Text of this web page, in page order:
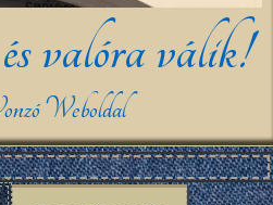
valóra válik!
Weboldal